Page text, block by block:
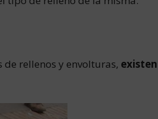
rellenos y envolturas, existen